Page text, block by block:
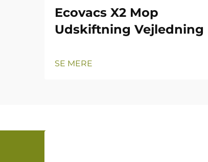
Ecovacs X2 Mop
Udskiftning Vejledning
SE MERE